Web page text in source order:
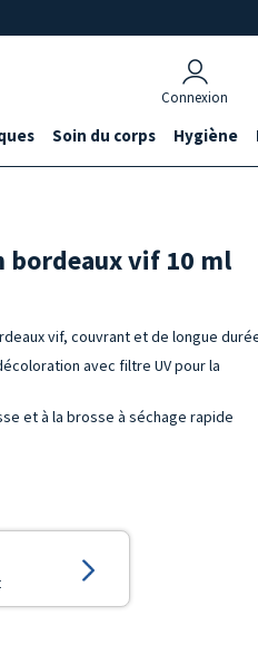
Connexion
Soin du corps Hygiène
bordeaux vif 10 ml
vif, couvrant et de longue
avec filtre UV pour la
et à la brosse à séchage rapide